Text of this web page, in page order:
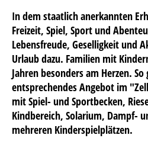
In dem staatlich anerkannten
Freizeit, Spiel, Sport und
Lebensfreude, Geselligkeit und
Urlaub dazu. Familien mit
Jahren besonders am Herzen.
entsprechendes Angebot im
mit Spiel- und Sportbecken,
Kindbereich, Solarium, Dampf-
mehreren Kinderspielplätzen.